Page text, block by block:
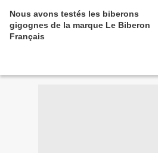
Nous avons testés les biberons
gigognes de la marque Le Biberon
Français